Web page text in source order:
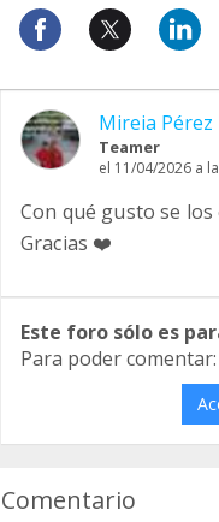
Mireia Pérez
Teamer
el 11/04/2026 a
Con qué gusto se
Gracias ❤️
Este foro sólo es
Para poder comentar:
Comentario